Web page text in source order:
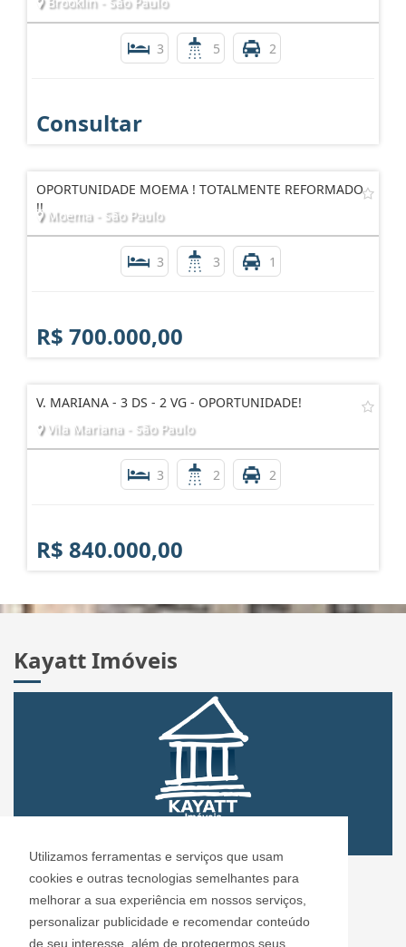
Utilizamos ferramentas e serviços que usam
cookies e outras tecnologias semelhantes para
melhorar a sua experiência em nossos serviços,
personalizar publicidade e recomendar conteúdo
de seu interesse, além de protegermos seus
3 5 2
Consultar
OPORTUNIDADE MOEMA ! TOTALMENTE REFORMADO
!!Moema - São Paulo
3 3 1
R$ 700.000,00
V. MARIANA - 3 DS - 2 VG - OPORTUNIDADE!
Vila Mariana - São Paulo
3 2 2
R$ 840.000,00
Kayatt Imóveis
CRECI: 72.304
Informações de Contato